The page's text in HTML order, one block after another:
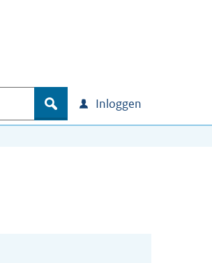
zoek Inloggen